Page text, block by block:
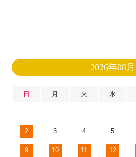
2026年08月
日 月 火 水
2 3 4 5
9 10 11 12